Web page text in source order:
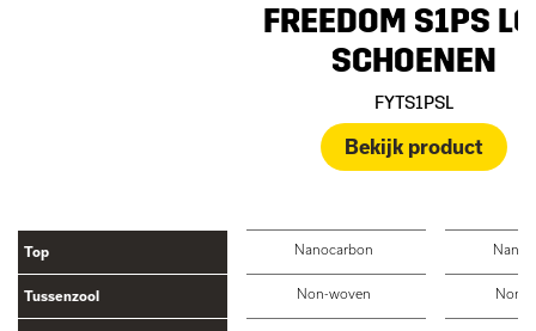
FREEDOM S1PS
SCHOENEN
FYTS1PSL
Bekijk product
Top Nanocarbon
Tussenzool Non-woven Non-